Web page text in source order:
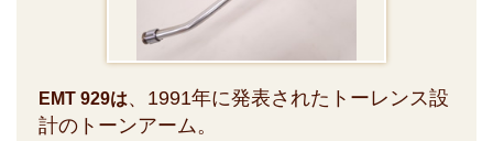
EMT 929は、1991年に発表されたトーレンス設
計のトーンアーム。